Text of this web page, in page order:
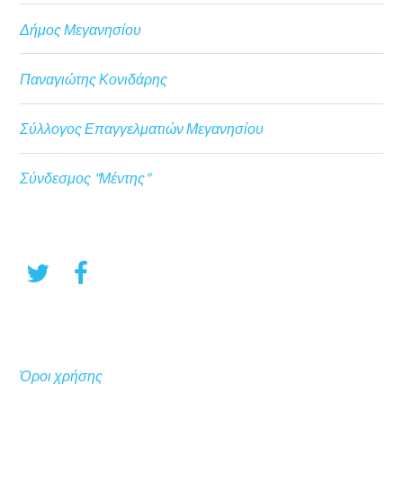
Δήμος Μεγανησίου
Παναγιώτης Κονιδάρης
Σύλλογος Επαγγελματιών Μεγανησίου
Σύνδεσμος "Μέντης"
Όροι χρήσης